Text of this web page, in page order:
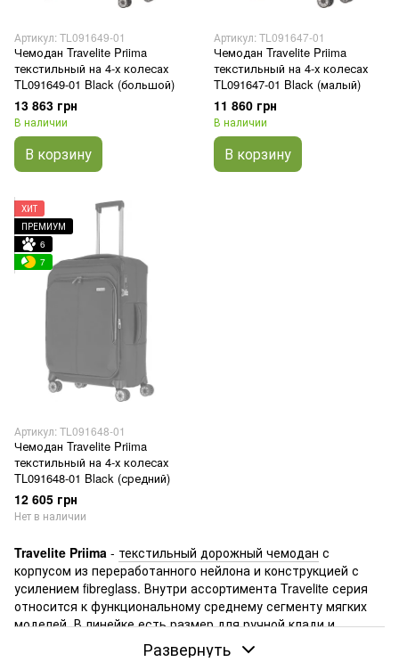
Артикул: TL091649-01
Чемодан Travelite Priima
текстильный на 4-х колесах
TL091649-01 Black (большой)
13 863 грн
В наличии
В корзину
Артикул: TL091647-01
Чемодан Travelite Priima
текстильный на 4-х колесах
TL091647-01 Black (малый)
11 860 грн
В наличии
В корзину
ХИТ
ПРЕМИУМ
6
7
Артикул: TL091648-01
Чемодан Travelite Priima
текстильный на 4-х колесах
TL091648-01 Black (средний)
12 605 грн
Нет в наличии
Travelite Priima - текстильный дорожный чемодан с
корпусом из переработанного нейлона и конструкцией с
усилением fibreglass. Внутри ассортимента Travelite серия
относится к функциональному среднему сегменту мягких
моделей. В линейке естьразмер для ручной кладии
варианты для сдачи в багаж, поэтому серия подходит и для
коротких перелётов, и для обычных поездок.
Развернуть